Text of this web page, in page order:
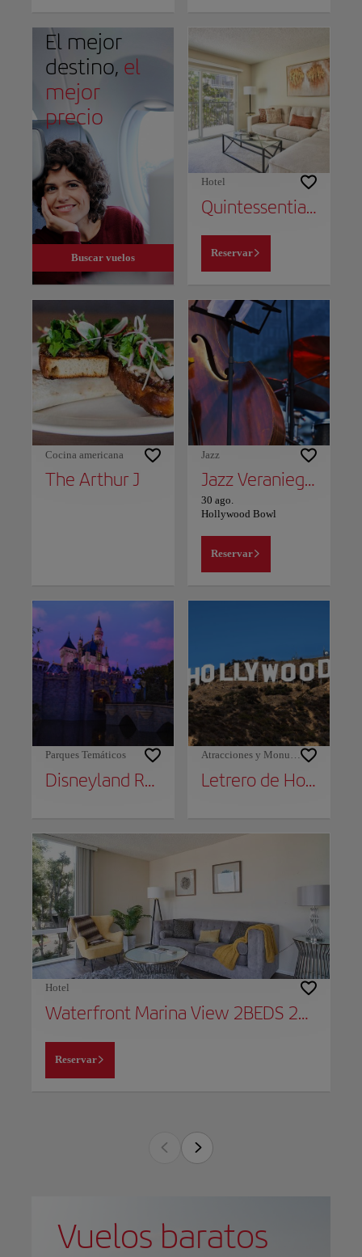
El mejor
destino, el
mejor
precio
Buscar vuelos
Hotel
Quintessential Marina Apartment Near Venice Beach Free Parking
Reservar
Cocina americana
The Arthur J
Jazz
Jazz Veraniego Suave
30 ago.
Hollywood Bowl
Reservar
Parques Temáticos
Disneyland Resort
Atracciones y Monumentos
Letrero de Hollywood
Hotel
Waterfront Marina View 2BEDS 2BATHS Apt Venice & Marina
Reservar
Vuelos baratos